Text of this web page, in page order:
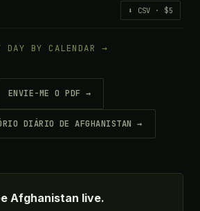
⬇ CSV · $5
DAY BY CALENDAR →
ENVIE-ME O PDF →
DIÁRIO DE AFGHANISTAN →
Afghanistan live.